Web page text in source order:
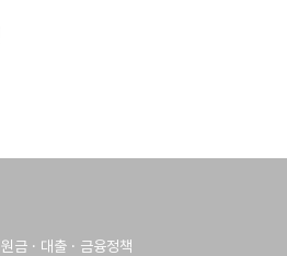
금 · 대출 · 금융정책